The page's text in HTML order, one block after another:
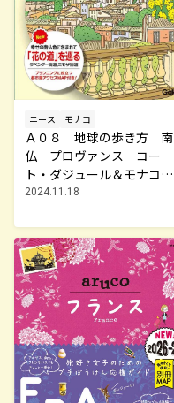
ニース モナコ
Ａ０８ 地球の歩き方 南
仏 プロヴァンス コー
ト・ダジュール＆モナコ
２０２５～２０２６
2024.11.18